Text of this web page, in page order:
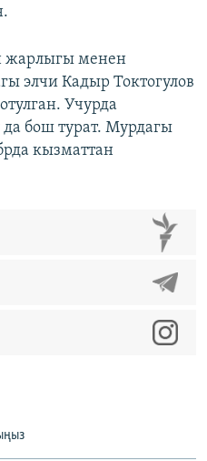
жарлыгы менен
элчи Кадыр Токтогулов
Учурда
бош турат. Мурдагы
кызматтан